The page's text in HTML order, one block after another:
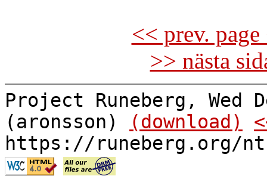
<< prev.
>> nästa
Project Runeberg, Wed
(aronsson)
(download)
https://runeberg.org/